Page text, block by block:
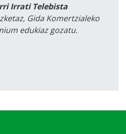
Irrati Telebista
Gida Komertzialeko
edukiaz gozatu.